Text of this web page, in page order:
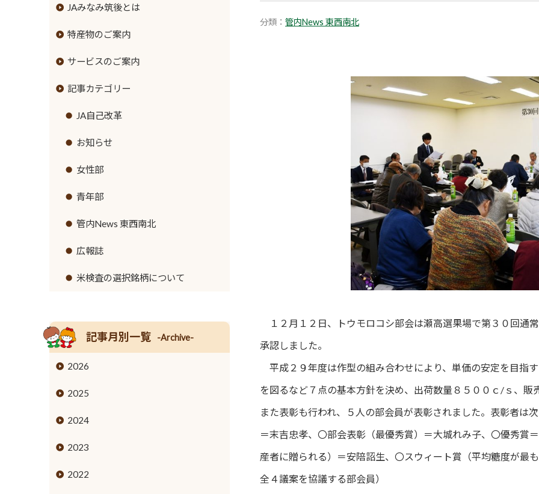
分類： 管内News 東西南北
１２月１２日、トウモロコシ部会は瀬高選果場で第３０回通
承認しました。
平成２９年度は作型の組み合わせにより、単価の安定を目指
を図るなど７点の基本方針を決め、出荷数量８５００ｃ/ｓ、販
また表彰も行われ、５人の部会員が表彰されました。表彰者は
＝末吉忠孝、〇部会表彰（最優秀賞）＝大城れみ子、〇優秀賞
産者に贈られる）＝安陪詔生、〇スウィート賞（平均糖度が最
全４議案を協議する部会員）
JAみなみ筑後とは
組合長挨拶
組合員数･組合員組織
情報開示
事業内容
支店･店舗･ATM一覧
ご利用にあたって
セキュリティ基本方針
新規職員採用募集
リンク集
特産物のご案内
米
麦
大豆
牛
豚
鶏
ナス
セロリ
イチゴ
グリーンアスパラガス
サービスのご案内
JAバンクのご案内
ローンのご案内
各種手数料
金利情報
お取引ごとの定型約款
JA共済のご案内
緊急のご連絡
直売所のご案内
営農資材
生活資材
高齢者福祉サービス
営業時間とご利用料金
農機具レンタル事業のご案内
記事カテゴリー
JA自己改革
お知らせ
女性部
青年部
管内News 東西南北
広報誌
米検査の選択銘柄について
記事月別一覧 -Archive-
2026
2025
2024
2023
2022